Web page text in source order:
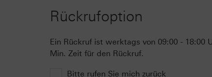
Rückrufoption
Ein Rückruf ist werktags von 09:00 - 18:00
Min. Zeit für den Rückruf.
Bitte rufen Sie mich zurück